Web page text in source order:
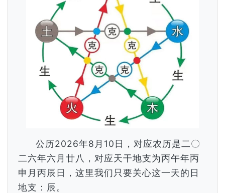
公历2026年8月10日，对应农历是二〇
二六年六月廿八，对应天干地支为丙午年丙
申月丙辰日，这里我们只要关心这一天的日
地支：辰。